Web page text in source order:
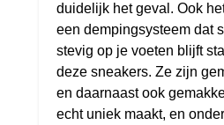
duidelijk het geval. Ook
een dempingsysteem dat
stevig op je voeten blijft
deze sneakers. Ze zijn
en daarnaast ook
echt uniek maakt, en